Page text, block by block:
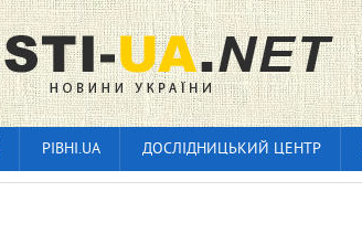
РІВНІ.UA ДОСЛІДНИЦЬКИЙ ЦЕНТР